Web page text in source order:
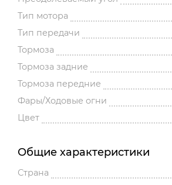
Тип мотора
Тип передачи
Тормоза
Тормоза задние
Тормоза передние
Фары/Ходовые огни
Цвет
Общие характеристики
Страна